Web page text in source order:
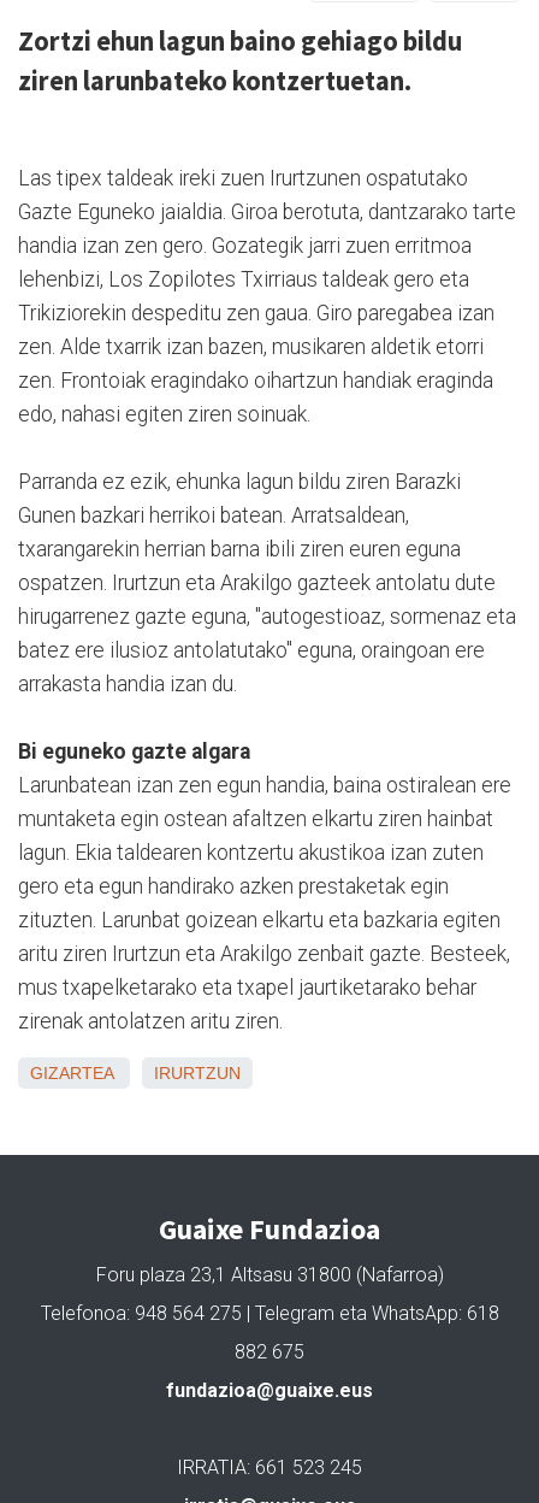
Zortzi ehun lagun baino gehiago bildu
ziren larunbateko kontzertuetan.
Las tipex taldeak ireki zuen Irurtzunen ospatutako
Gazte Eguneko jaialdia. Giroa berotuta, dantzarako tarte
handia izan zen gero. Gozategik jarri zuen erritmoa
lehenbizi, Los Zopilotes Txirriaus taldeak gero eta
Trikiziorekin despeditu zen gaua. Giro paregabea izan
zen. Alde txarrik izan bazen, musikaren aldetik etorri
zen. Frontoiak eragindako oihartzun handiak eraginda
edo, nahasi egiten ziren soinuak.
Parranda ez ezik, ehunka lagun bildu ziren Barazki
Gunen bazkari herrikoi batean. Arratsaldean,
txarangarekin herrian barna ibili ziren euren eguna
ospatzen. Irurtzun eta Arakilgo gazteek antolatu dute
hirugarrenez gazte eguna, "autogestioaz, sormenaz eta
batez ere ilusioz antolatutako" eguna, oraingoan ere
arrakasta handia izan du.
Bi eguneko gazte algara
Larunbatean izan zen egun handia, baina ostiralean ere
muntaketa egin ostean afaltzen elkartu ziren hainbat
lagun. Ekia taldearen kontzertu akustikoa izan zuten
gero eta egun handirako azken prestaketak egin
zituzten. Larunbat goizean elkartu eta bazkaria egiten
aritu ziren Irurtzun eta Arakilgo zenbait gazte. Besteek,
mus txapelketarako eta txapel jaurtiketarako behar
zirenak antolatzen aritu ziren.
GIZARTEA IRURTZUN
Guaixe Fundazioa
Foru plaza 23,1 Altsasu 31800 (Nafarroa)
Telefonoa: 948 564 275 | Telegram eta WhatsApp: 618
882 675
fundazioa@guaixe.eus
IRRATIA: 661 523 245